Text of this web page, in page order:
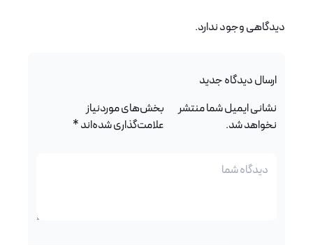
دیدگاهی وجود ندارد.
ارسال دیدگاه جدید
نشانی ایمیل شما منتشر
نخواهد شد.
بخش‌های موردنیاز
علامت‌گذاری شده‌اند*